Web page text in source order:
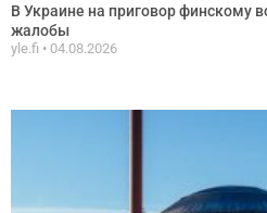
В Украине на приговор финскому
жалобы
yle.fi 04.08.2026